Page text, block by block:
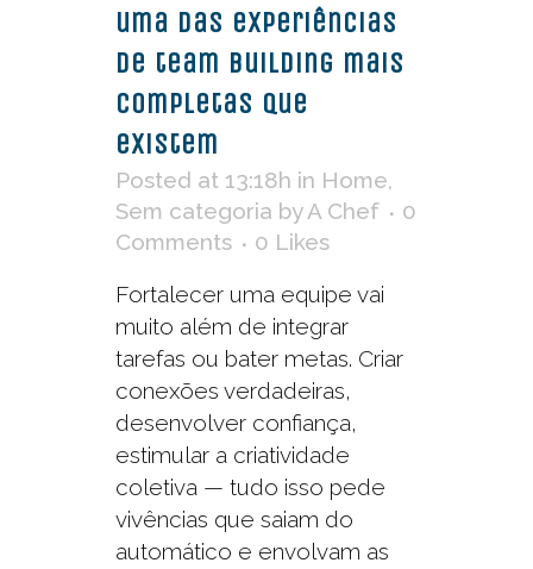
uma das experiências
de team building mais
completas que
existem
Posted at 13:18h in Home,
Sem categoria byA Chef
0
Comments
0 Likes
Fortalecer uma equipe vai
muito além de integrar
tarefas ou bater metas. Criar
conexões verdadeiras,
desenvolver confiança,
estimular a criatividade
coletiva — tudo isso pede
vivências que saiam do
automático e envolvam as